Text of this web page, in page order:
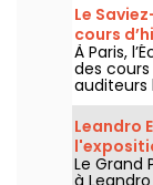
Le
cours
À Paris,
des cours
auditeurs
chaque
devenir
Leandro
sur le
Le Grand
à